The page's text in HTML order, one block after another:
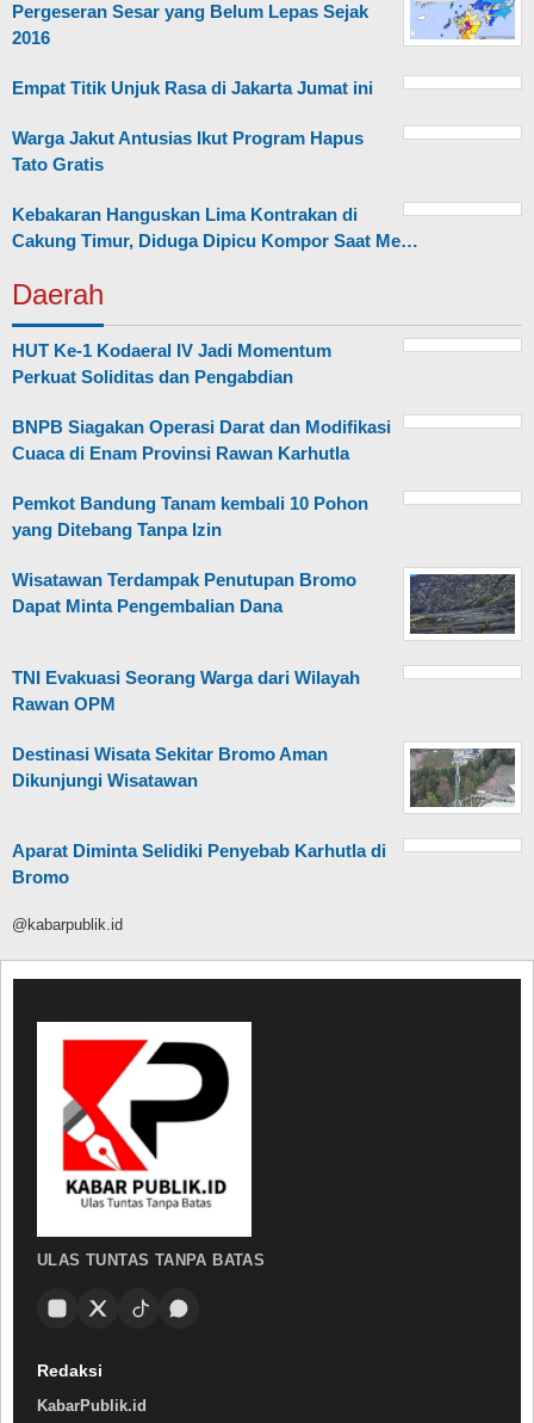
Pergeseran Sesar yang Belum Lepas Sejak
2016
Empat Titik Unjuk Rasa di Jakarta Jumat ini
Warga Jakut Antusias Ikut Program Hapus
Tato Gratis
Kebakaran Hanguskan Lima Kontrakan di
Cakung Timur, Diduga Dipicu Kompor Saat Me…
Daerah
HUT Ke-1 Kodaeral IV Jadi Momentum
Perkuat Soliditas dan Pengabdian
BNPB Siagakan Operasi Darat dan Modifikasi
Cuaca di Enam Provinsi Rawan Karhutla
Pemkot Bandung Tanam kembali 10 Pohon
yang Ditebang Tanpa Izin
Wisatawan Terdampak Penutupan Bromo
Dapat Minta Pengembalian Dana
TNI Evakuasi Seorang Warga dari Wilayah
Rawan OPM
Destinasi Wisata Sekitar Bromo Aman
Dikunjungi Wisatawan
Aparat Diminta Selidiki Penyebab Karhutla di
Bromo
@kabarpublik.id
ULAS TUNTAS TANPA BATAS
Redaksi
KabarPublik.id